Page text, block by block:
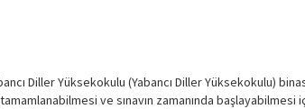
Diller Yüksekokulu (Yabancı Diller Yüksekokulu)
ve sınavın zamanında başlayabilmesi